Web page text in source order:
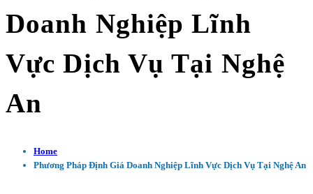
Doanh Nghiệp Lĩnh
Vực Dịch Vụ Tại Nghệ
An
Home
Phương Pháp Định Giá Doanh Nghiệp Lĩnh Vực Dịch Vụ Tại Nghệ An